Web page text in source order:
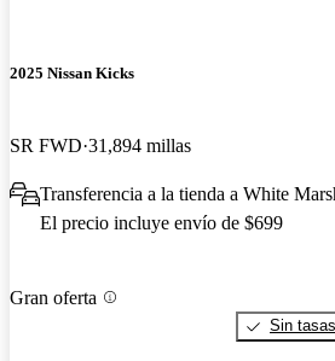
2025 Nissan Kicks
SR FWD 31,894 millas
Transferencia a la tienda a White
El precio incluye envío de $699
Gran oferta
Sin